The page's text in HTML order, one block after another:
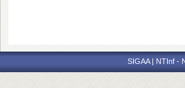
SIGAA | NTInf -